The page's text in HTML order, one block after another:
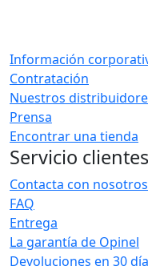
Información
Contratación
Nuestros
Prensa
Encontrar una tienda
Servicio clientes
Contacta con nosotros
FAQ
Entrega
La garantía de Opinel
Devoluciones en 30